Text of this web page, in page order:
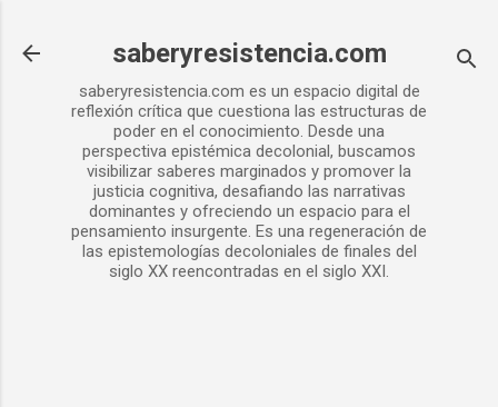
saberyresistencia.com
saberyresistencia.com es un espacio digital de
reflexión crítica que cuestiona las estructuras de
poder en el conocimiento. Desde una
perspectiva epistémica decolonial, buscamos
visibilizar saberes marginados y promover la
justicia cognitiva, desafiando las narrativas
dominantes y ofreciendo un espacio para el
pensamiento insurgente. Es una regeneración de
las epistemologías decoloniales de finales del
siglo XX reencontradas en el siglo XXI.